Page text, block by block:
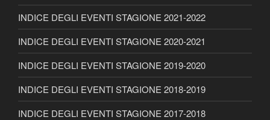
INDICE DEGLI EVENTI STAGIONE 2021-2022
INDICE DEGLI EVENTI STAGIONE 2020-2021
INDICE DEGLI EVENTI STAGIONE 2019-2020
INDICE DEGLI EVENTI STAGIONE 2018-2019
INDICE DEGLI EVENTI STAGIONE 2017-2018